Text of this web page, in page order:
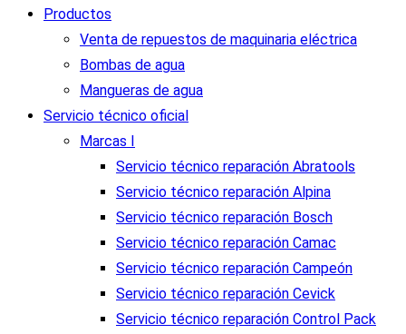
Productos
Venta de repuestos de maquinaria eléctrica
Bombas de agua
Mangueras de agua
Servicio técnico oficial
Marcas I
Servicio técnico reparación Abratools
Servicio técnico reparación Alpina
Servicio técnico reparación Bosch
Servicio técnico reparación Camac
Servicio técnico reparación Campeón
Servicio técnico reparación Cevick
Servicio técnico reparación Control Pack